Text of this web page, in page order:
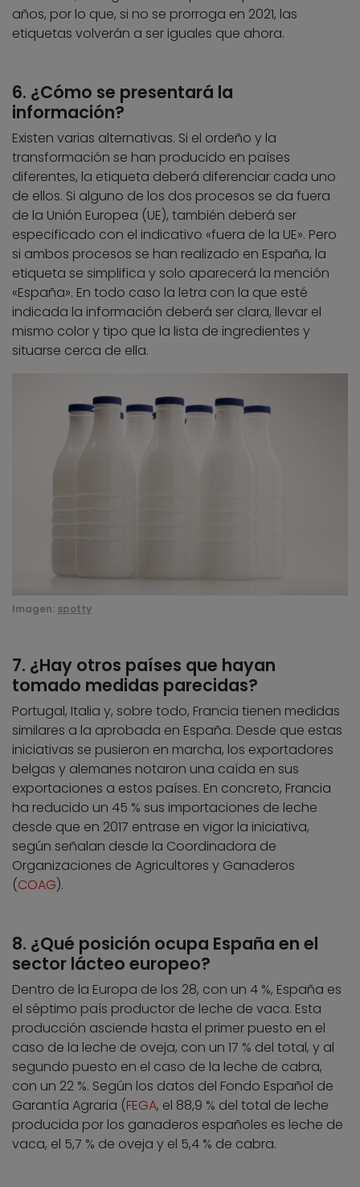
años, por lo que, si no se prorroga en 2021, las
etiquetas volverán a ser iguales que ahora.
6. ¿Cómo se presentará la
información?
Existen varias alternativas. Si el ordeño y la
transformación se han producido en países
diferentes, la etiqueta deberá diferenciar cada uno
de ellos. Si alguno de los dos procesos se da fuera
de la Unión Europea (UE), también deberá ser
especificado con el indicativo «fuera de la UE». Pero
si ambos procesos se han realizado en España, la
etiqueta se simplifica y solo aparecerá la mención
«España». En todo caso la letra con la que esté
indicada la información deberá ser clara, llevar el
mismo color y tipo que la lista de ingredientes y
situarse cerca de ella.
Imagen: spotty
7. ¿Hay otros países que hayan
tomado medidas parecidas?
Portugal, Italia y, sobre todo, Francia tienen medidas
similares a la aprobada en España. Desde que estas
iniciativas se pusieron en marcha, los exportadores
belgas y alemanes notaron una caída en sus
exportaciones a estos países. En concreto, Francia
ha reducido un 45 % sus importaciones de leche
desde que en 2017 entrase en vigor la iniciativa,
según señalan desde la Coordinadora de
Organizaciones de Agricultores y Ganaderos
(COAG).
8. ¿Qué posición ocupa España en el
sector lácteo europeo?
Dentro de la Europa de los 28, con un 4 %, España es
el séptimo país productor de leche de vaca. Esta
producción asciende hasta el primer puesto en el
caso de la leche de oveja, con un 17 % del total, y al
segundo puesto en el caso de la leche de cabra,
con un 22 %. Según los datos del Fondo Español de
Garantía Agraria (FEGA, el 88,9 % del total de leche
producida por los ganaderos españoles es leche de
vaca, el 5,7 % de oveja y el 5,4 % de cabra.